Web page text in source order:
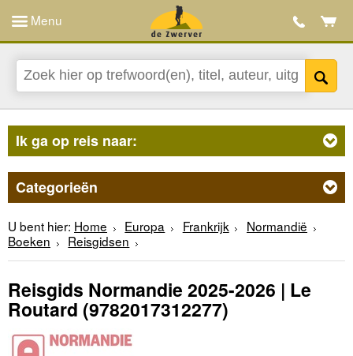
Menu
Ik ga op reis naar:
Categorieën
U bent hier: Home Europa Frankrijk
Normandië
Boeken
Reisgidsen
Reisgids Normandie 2025-2026 | Le
Routard (9782017312277)